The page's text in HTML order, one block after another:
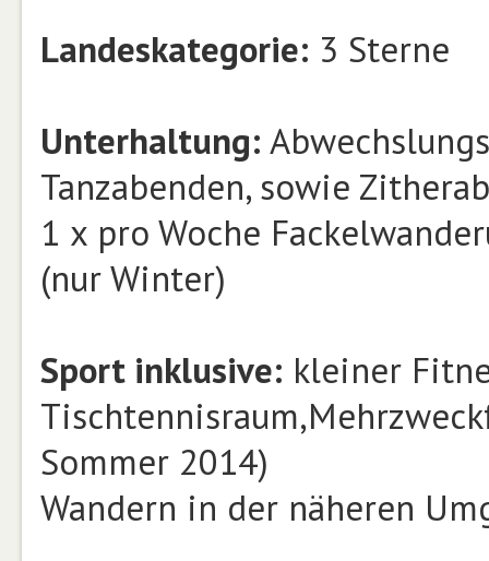
Landeskategorie: 3 Sterne
Unterhaltung:
Tanzabenden, sowie
1 x pro Woche
(nur Winter)
Sport inklusive: kleiner
Sommer 2014)
Wandern in der näheren